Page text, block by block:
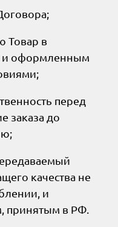
Товар в
и оформленным
перед
заказа до
качества не
и
принятым в РФ.